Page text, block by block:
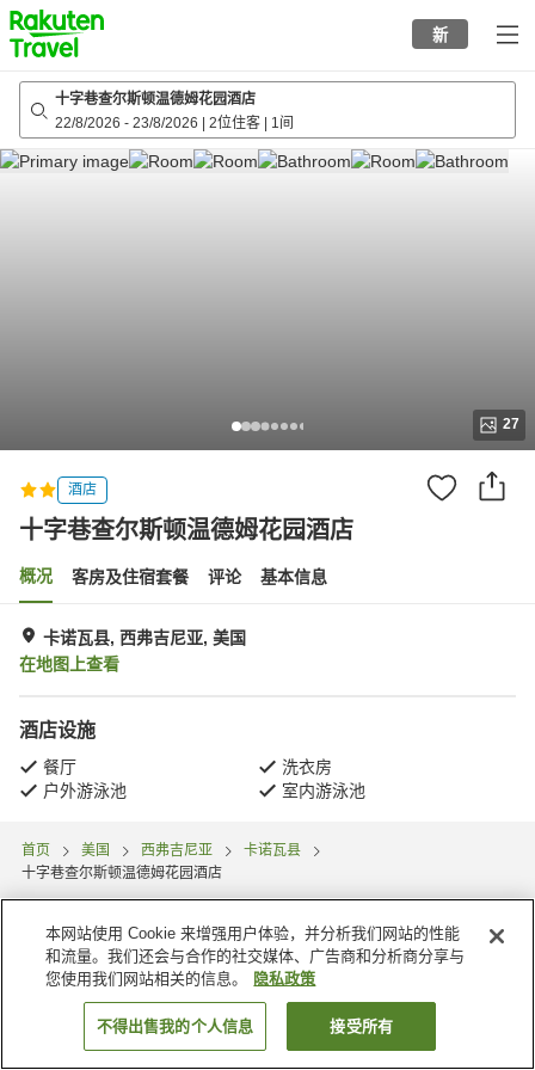
to
top
page
新
十字巷查尔斯顿温德姆花园酒店
22/8/2026 - 23/8/2026 2位住客 1间
27
酒店
十字巷查尔斯顿温德姆花园酒店
概况 客房及住宿套餐 评论 基本信息
卡诺瓦县, 西弗吉尼亚, 美国
在地图上查看
酒店设施
餐厅
洗衣房
户外游泳池
室内游泳池
首页 美国 西弗吉尼亚
卡诺瓦县
十字巷查尔斯顿温德姆花园酒店
搜索客房
本网站使用 Cookie 来增强用户体验，并分析我们网站的性能
和流量。我们还会与合作的社交媒体、广告商和分析商分享与
您使用我们网站相关的信息。
隐私政策
不得出售我的个人信息 接受所有